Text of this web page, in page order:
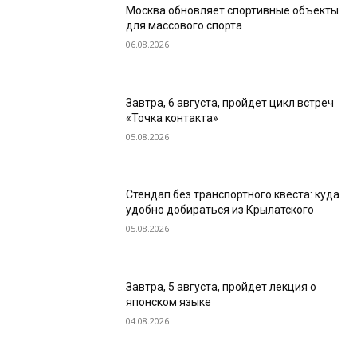
Москва обновляет спортивные объекты
для массового спорта
06.08.2026
Завтра, 6 августа, пройдет цикл встреч
«Точка контакта»
05.08.2026
Стендап без транспортного квеста: куда
удобно добираться из Крылатского
05.08.2026
Завтра, 5 августа, пройдет лекция о
японском языке
04.08.2026